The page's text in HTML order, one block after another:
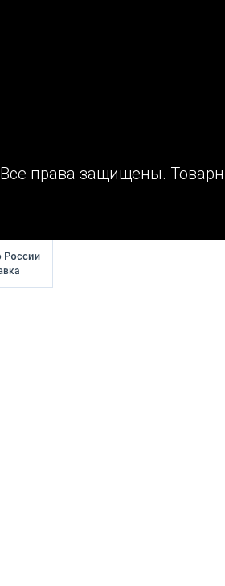
Все права защищены.